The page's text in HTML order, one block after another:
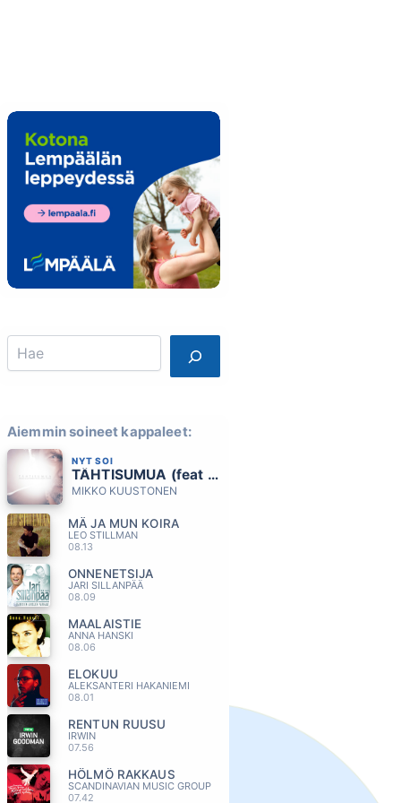
Search
Aiemmin soineet kappaleet:
NYT SOI
TÄHTISUMUA (feat Laura Närhi)
MIKKO KUUSTONEN
MÄ JA MUN KOIRA
LEO STILLMAN
08.13
ONNENETSIJA
JARI SILLANPÄÄ
08.09
MAALAISTIE
ANNA HANSKI
08.06
ELOKUU
ALEKSANTERI HAKANIEMI
08.01
RENTUN RUUSU
IRWIN
07.56
HÖLMÖ RAKKAUS
SCANDINAVIAN MUSIC GROUP
07.42